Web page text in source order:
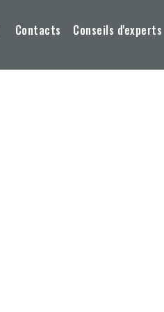
Contacts Conseils d'experts